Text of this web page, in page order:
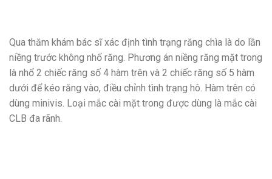
Qua thăm khám bác sĩ xác định tình trạng răng chìa là do lần
niềng trước không nhổ răng. Phương án niềng răng mặt trong
là nhổ 2 chiếc răng số 4 hàm trên và 2 chiếc răng số 5 hàm
dưới để kéo răng vào, điều chỉnh tình trạng hô. Hàm trên có
dùng minivis. Loại mắc cài mặt trong được dùng là mắc cài
CLB đa rãnh.